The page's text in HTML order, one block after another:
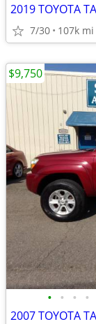
7/30 107k mi
• • • •
2007 TOYOTA
$9,750